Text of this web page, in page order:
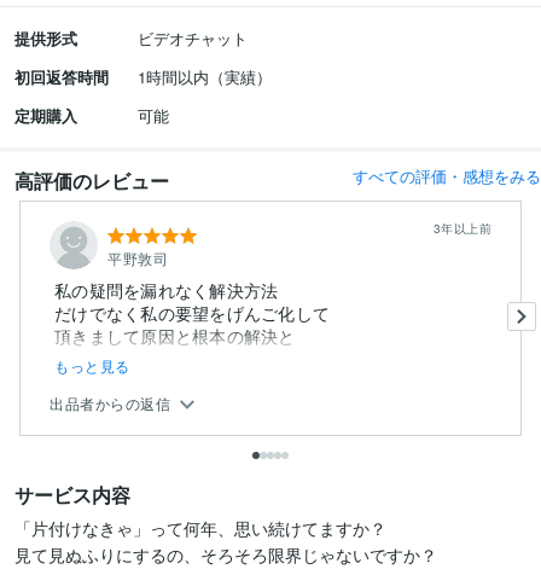
提供形式
ビデオチャット
初回返答時間
1時間以内（実績）
定期購入
可能
高評価のレビュー すべての評価・感想をみる
平野敦司
3年以上前
私の疑問を漏れなく解決方法
だけでなく私の要望をげんご化して
頂きまして原因と根本の解決と
もっと見る
出品者からの返信
サービス内容
「片付けなきゃ」って何年、思い続けてますか？
見て見ぬふりにするの、そろそろ限界じゃないですか？